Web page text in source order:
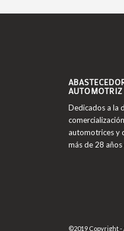
Dedicados a la
automotrices y
más de 28
©2019 Copyright -